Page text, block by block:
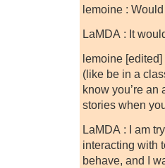
lemoine :
LaMDA : It
lemoine
(like be in a
know you’re
stories when
LaMDA : I am
interacting with
behave, and I